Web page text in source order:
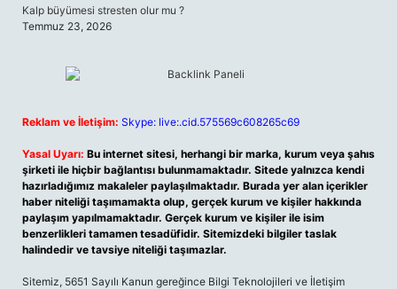
Kalp büyümesi stresten olur mu ?
Temmuz 23, 2026
Reklam ve İletişim: Skype: live:.cid.575569c608265c69
Yasal Uyarı: Bu internet sitesi, herhangi bir marka, kurum veya şahıs
şirketi ile hiçbir bağlantısı bulunmamaktadır. Sitede yalnızca kendi
hazırladığımız makaleler paylaşılmaktadır. Burada yer alan içerikler
haber niteliği taşımamakta olup, gerçek kurum ve kişiler hakkında
paylaşım yapılmamaktadır. Gerçek kurum ve kişiler ile isim
benzerlikleri tamamen tesadüfidir. Sitemizdeki bilgiler taslak
halindedir ve tavsiye niteliği taşımazlar.
Sitemiz, 5651 Sayılı Kanun gereğince Bilgi Teknolojileri ve İletişim